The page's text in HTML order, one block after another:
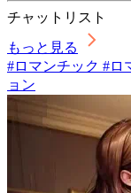
チャットリスト
もっと見る
#ロマンチック #ロ
ョン